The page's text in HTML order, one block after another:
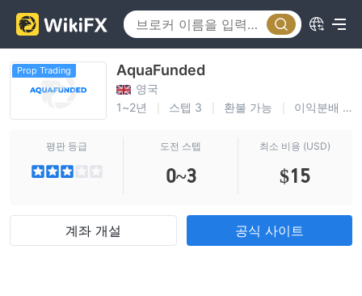
Prop Trading AquaFunded
영국
1~2년
스텝 3 환불 가능 이익분배 100%
평판 등급 도전 스텝
0~3
최소 비용 (USD)
$15
계좌 개설 공식 사이트